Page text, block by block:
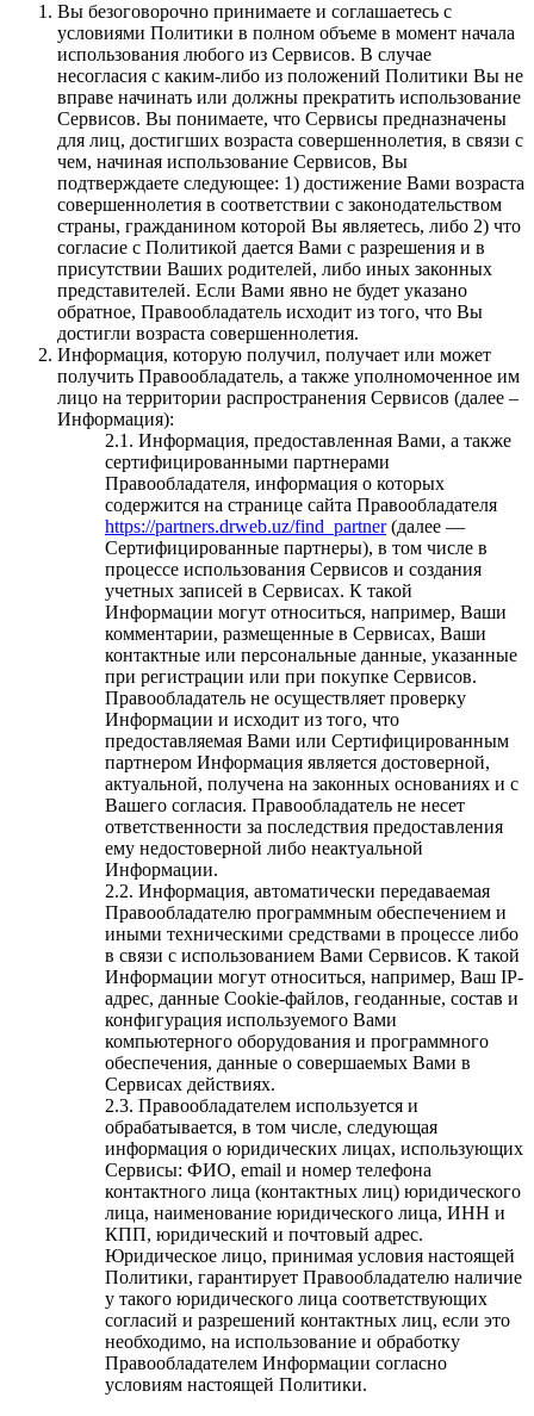
Вы безоговорочно принимаете и соглашаетесь с
условиями Политики в полном объеме в момент начала
использования любого из Сервисов. В случае
несогласия с каким-либо из положений Политики Вы не
вправе начинать или должны прекратить использование
Сервисов. Вы понимаете, что Сервисы предназначены
для лиц, достигших возраста совершеннолетия, в связи с
чем, начиная использование Сервисов, Вы
подтверждаете следующее: 1) достижение Вами возраста
совершеннолетия в соответствии с законодательством
страны, гражданином которой Вы являетесь, либо 2) что
согласие с Политикой дается Вами с разрешения и в
присутствии Ваших родителей, либо иных законных
представителей. Если Вами явно не будет указано
обратное, Правообладатель исходит из того, что Вы
достигли возраста совершеннолетия.
Информация, которую получил, получает или может
получить Правообладатель, а также уполномоченное им
лицо на территории распространения Сервисов (далее –
Информация):
2.1. Информация, предоставленная Вами, а также
сертифицированными партнерами
Правообладателя, информация о которых
содержится на странице сайта Правообладателя
https://partners.drweb.uz/find_partner(далее —
Сертифицированные партнеры), в том числе в
процессе использования Сервисов и создания
учетных записей в Сервисах. К такой
Информации могут относиться, например, Ваши
комментарии, размещенные в Сервисах, Ваши
контактные или персональные данные, указанные
при регистрации или при покупке Сервисов.
Правообладатель не осуществляет проверку
Информации и исходит из того, что
предоставляемая Вами или Сертифицированным
партнером Информация является достоверной,
актуальной, получена на законных основаниях и с
Вашего согласия. Правообладатель не несет
ответственности за последствия предоставления
ему недостоверной либо неактуальной
Информации.
2.2. Информация, автоматически передаваемая
Правообладателю программным обеспечением и
иными техническими средствами в процессе либо
в связи с использованием Вами Сервисов. К такой
Информации могут относиться, например, Ваш IP-
адрес, данные Cookie-файлов, геоданные, состав и
конфигурация используемого Вами
компьютерного оборудования и программного
обеспечения, данные о совершаемых Вами в
Сервисах действиях.
2.3. Правообладателем используется и
обрабатывается, в том числе, следующая
информация о юридических лицах, использующих
Сервисы: ФИО, email и номер телефона
контактного лица (контактных лиц) юридического
лица, наименование юридического лица, ИНН и
КПП, юридический и почтовый адрес.
Юридическое лицо, принимая условия настоящей
Политики, гарантирует Правообладателю наличие
у такого юридического лица соответствующих
согласий и разрешений контактных лиц, если это
необходимо, на использование и обработку
Правообладателем Информации согласно
условиям настоящей Политики.